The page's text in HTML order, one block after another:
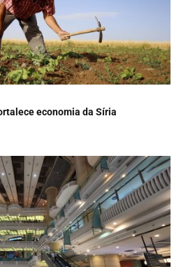
economia da Síria